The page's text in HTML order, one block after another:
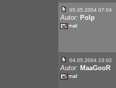
05.05.2004 07:04
Autor: Polp
04.05.2004 23:02
Autor: MaaGooR